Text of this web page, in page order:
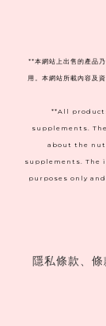
**本網站上出售的產品
用。本網站所載內容及
**All
supplements.
about the
supplements.
purposes only
隱私條款、條